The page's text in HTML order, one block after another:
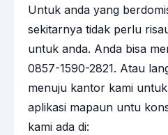
Untuk anda yang
sekitarnya tidak perlu
untuk anda. Anda bisa
0857-1590-2821. Atau
menuju kantor kami
aplikasi mapaun untu
kami ada di: